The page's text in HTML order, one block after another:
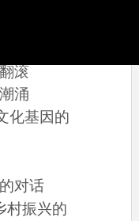
滚
涌
化基因的
对话
村振兴的